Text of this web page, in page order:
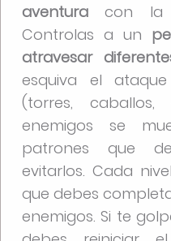
aventura con la
Controlas a un
atravesar
esquiva el
(torres,
enemigos se
patrones que
evitarlos. Cada
que debes
enemigos. Si te